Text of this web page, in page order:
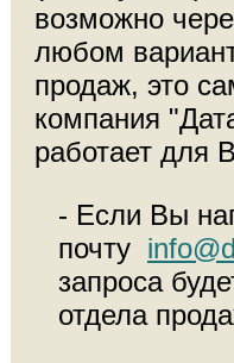
возможно
любом
продаж, это
компания
работает для
- Если Вы
почту
запроса
отдела